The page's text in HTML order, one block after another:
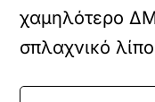
χαμηλότερο
σπλαχνικό